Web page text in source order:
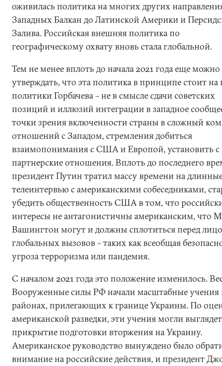
оживилась политика на многих других
Западных Балкан до Латинской Америки и
Залива. Российская внешняя политика по
географическому охвату вновь стала глобальной.
Тем не менее вплоть до начала 2021 года еще
утверждать, что эта политика в принципе стоит на
политики Горбачева – не в смысле сдачи советских
позиций и иллюзий интеграции в западное
точки зрения включенности страны в сложный
отношений с Западом, стремления добиться
взаимопонимания с США и Европой, установить
партнерские отношения. Вплоть до последнего
президент Путин тратил массу времени на
телеинтервью с американскими собеседниками,
убедить общественность США в том, что
интересы не антагонистичны американским, что
Вашингтон могут и должны сплотиться перед
глобальных вызовов – таких как всеобщая
угроза терроризма или пандемия.
С началом 2021 года это положение изменилось.
Вооруженные силы РФ начали масштабные учения
районах, прилегающих к границе Украины. По
американской разведки, эти учения могли
прикрытие подготовки вторжения на Украину.
Американское руководство вынуждено было
внимание на российские действия, и президент